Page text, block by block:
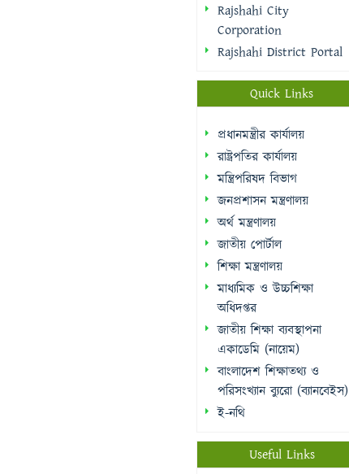
Rajshahi City
Corporation
Rajshahi District Portal
Quick Links
প্রধানমন্ত্রীর কার্যালয়
রাষ্ট্রপতির কার্যালয়
মন্ত্রিপরিষদ বিভাগ
জনপ্রশাসন মন্ত্রণালয়
অর্থ মন্ত্রণালয়
জাতীয় পোর্টাল
শিক্ষা মন্ত্রণালয়
মাধ্যমিক ও উচ্চশিক্ষা
অধিদপ্তর
জাতীয় শিক্ষা ব্যবস্থাপনা
একাডেমি (নায়েম)
বাংলাদেশ শিক্ষাতথ্য ও
পরিসংখ্যান ব্যুরো (ব্যানবেইস)
ই-নথি
Useful Links